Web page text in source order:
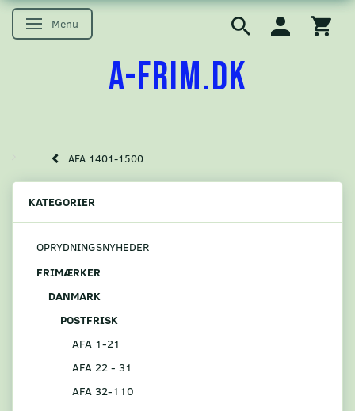
Skifte navigation
Menu
A-FRIM.DK
AFA 1401-1500
KATEGORIER
OPRYDNINGSNYHEDER
FRIMÆRKER
DANMARK
POSTFRISK
AFA 1-21
AFA 22 - 31
AFA 32-110